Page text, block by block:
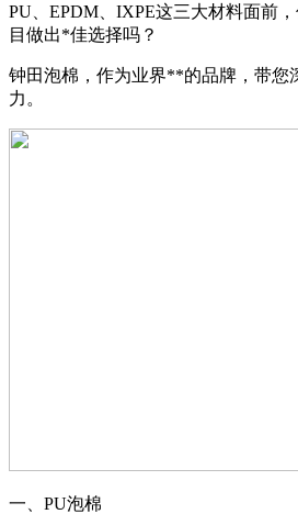
PU、EPDM、IXPE这三大材料面前
目做出*佳选择吗？
钟田泡棉，作为业界**的品牌，带您
力。
一、PU泡棉